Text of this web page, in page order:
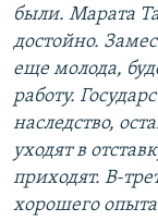
были. Марата
достойно.
еще молода,
работу.
наследство,
уходят в
приходят. В-
хорошего